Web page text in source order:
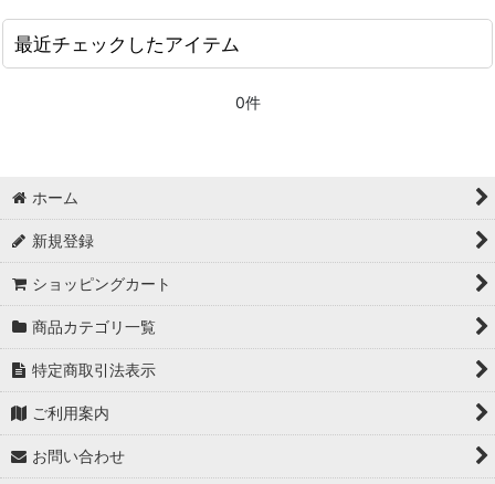
最近チェックしたアイテム
0件
ホーム
新規登録
ショッピングカート
商品カテゴリ一覧
特定商取引法表示
ご利用案内
お問い合わせ